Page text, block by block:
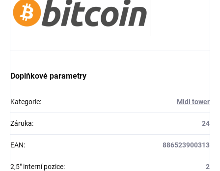
Doplňkové parametry
Kategorie: Midi tower
Záruka: 24
EAN: 886523900313
2,5" interní pozice: 2